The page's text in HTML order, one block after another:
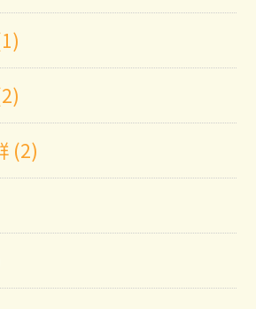
(2)